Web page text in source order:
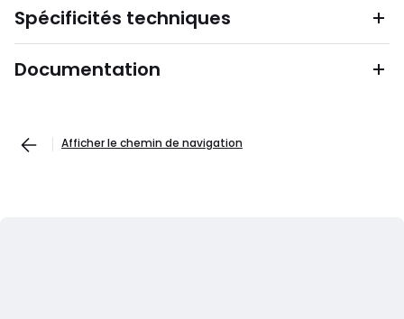
Spécificités techniques
Documentation
Afficher le chemin de navigation